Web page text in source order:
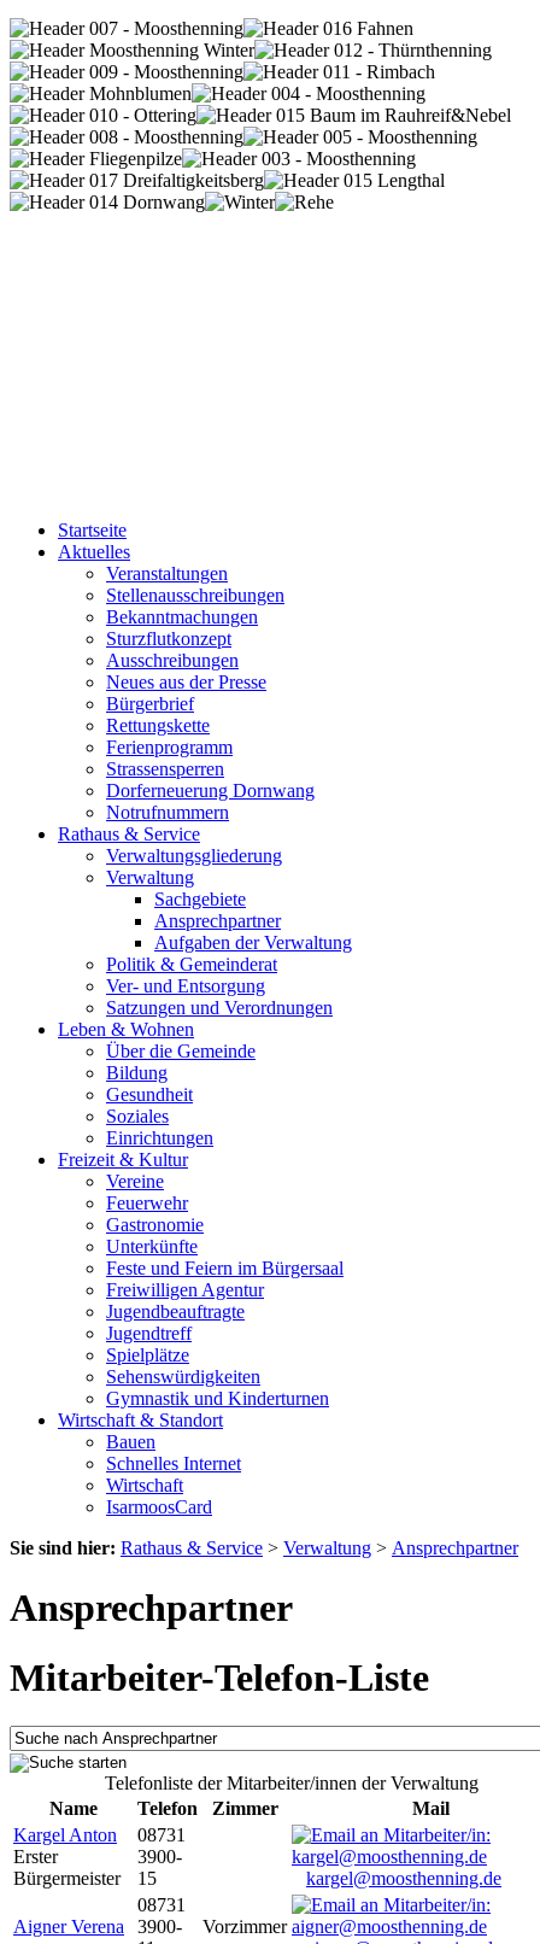
Startseite
Aktuelles
Veranstaltungen
Stellenausschreibungen
Bekanntmachungen
Sturzflutkonzept
Ausschreibungen
Neues aus der Presse
Bürgerbrief
Rettungskette
Ferienprogramm
Strassensperren
Dorferneuerung Dornwang
Notrufnummern
Rathaus & Service
Verwaltungsgliederung
Verwaltung
Sachgebiete
Ansprechpartner
Aufgaben der Verwaltung
Politik & Gemeinderat
Ver- und Entsorgung
Satzungen und Verordnungen
Leben & Wohnen
Über die Gemeinde
Bildung
Gesundheit
Soziales
Einrichtungen
Freizeit & Kultur
Vereine
Feuerwehr
Gastronomie
Unterkünfte
Feste und Feiern im Bürgersaal
Freiwilligen Agentur
Jugendbeauftragte
Jugendtreff
Spielplätze
Sehenswürdigkeiten
Gymnastik und Kinderturnen
Wirtschaft & Standort
Bauen
Schnelles Internet
Wirtschaft
IsarmoosCard
Sie sind hier: Rathaus & Service > Verwaltung > Ansprechpartner
Ansprechpartner
Mitarbeiter-Telefon-Liste
Telefonliste der Mitarbeiter/innen der Verwaltung
Name
Telefon Zimmer
Mail
Kargel Anton
Erster
Bürgermeister
08731
3900-
15
kargel@moosthenning.de
Aigner Verena
08731
3900-
Vorzimmer